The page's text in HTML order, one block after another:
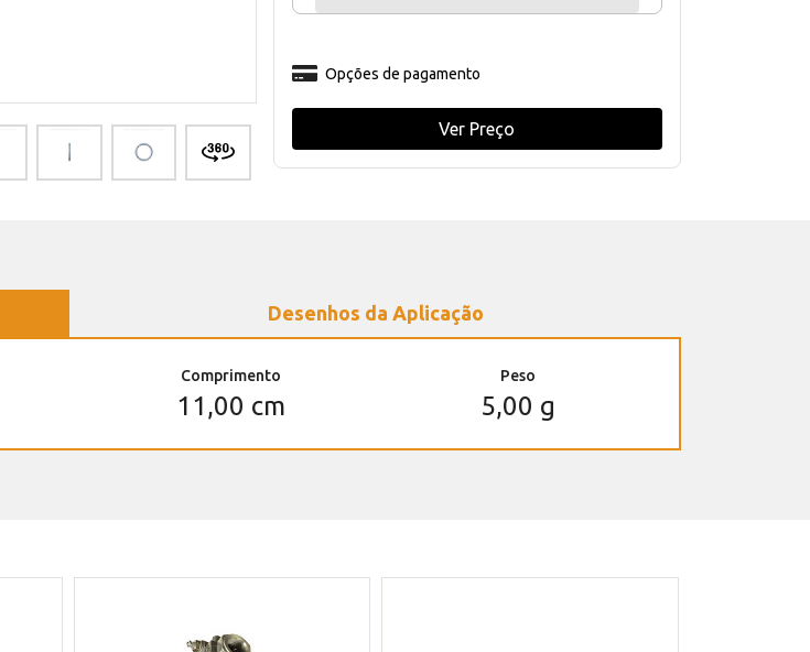
Opções de pagamento
Ver Preço
Desenhos da Aplicação
Comprimento
11,00 cm
Peso
5,00 g